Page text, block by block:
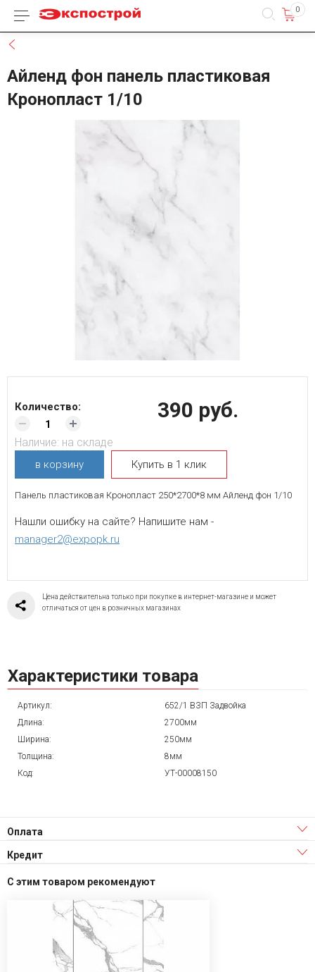
Каталог товаров 0
Айленд фон панель пластиковая
Кронопласт 1/10
390 руб.
Количество:
Наличие: на складе
в корзину Купить в 1 клик
Панель пластиковая Кронопласт 250*2700*8 мм Айленд фон 1/10
Нашли ошибку на сайте? Напишите нам -
manager2@expopk.ru
Цена действительна только при покупке в интернет-магазине и может
отличаться от цен в розничных магазинах
Характеристики товара
Артикул:
652/1 ВЗП Задвойка
Длина:
2700мм
Ширина:
250мм
Толщина:
8мм
Код:
УТ-00008150
Оплата
Кредит
С этим товаром рекомендуют